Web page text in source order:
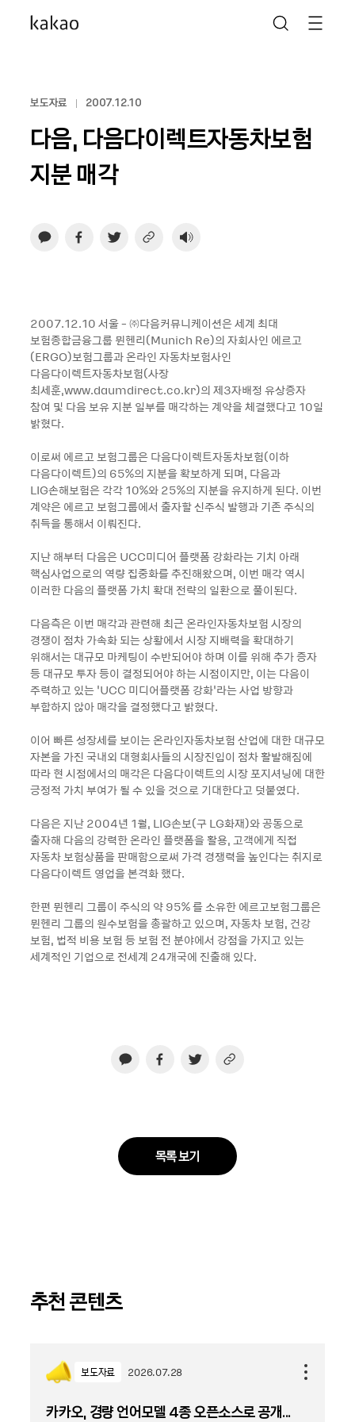
보도자료 2007.12.10
다음, 다음다이렉트자동차보험
지분 매각
2007.12.10 서울 - ㈜다음커뮤니케이션은 세계 최대
보험종합금융그룹 뮌헨리(Munich Re)의 자회사인 에르고
(ERGO)보험그룹과 온라인 자동차보험사인
다음다이렉트자동차보험(사장
최세훈,www.daumdirect.co.kr)의 제3자배정 유상증자
참여 및 다음 보유 지분 일부를 매각하는 계약을 체결했다고 10일
밝혔다.
이로써 에르고 보험그룹은 다음다이렉트자동차보험(이하
다음다이렉트)의 65%의 지분을 확보하게 되며, 다음과
LIG손해보험은 각각 10%와 25%의 지분을 유지하게 된다. 이번
계약은 에르고 보험그룹에서 출자할 신주식 발행과 기존 주식의
취득을 통해서 이뤄진다.
지난 해부터 다음은 UCC미디어 플랫폼 강화라는 기치 아래
핵심사업으로의 역량 집중화를 추진해왔으며, 이번 매각 역시
이러한 다음의 플랫폼 가치 확대 전략의 일환으로 풀이된다.
다음측은 이번 매각과 관련해 최근 온라인자동차보험 시장의
경쟁이 점차 가속화 되는 상황에서 시장 지배력을 확대하기
위해서는 대규모 마케팅이 수반되어야 하며 이를 위해 추가 증자
등 대규모 투자 등이 결정되어야 하는 시점이지만, 이는 다음이
주력하고 있는 ‘UCC 미디어플랫폼 강화’라는 사업 방향과
부합하지 않아 매각을 결정했다고 밝혔다.
이어 빠른 성장세를 보이는 온라인자동차보험 산업에 대한 대규모
자본을 가진 국내외 대형회사들의 시장진입이 점차 활발해짐에
따라 현 시점에서의 매각은 다음다이렉트의 시장 포지셔닝에 대한
긍정적 가치 부여가 될 수 있을 것으로 기대한다고 덧붙였다.
다음은 지난 2004년 1월, LIG손보(구 LG화재)와 공동으로
출자해 다음의 강력한 온라인 플랫폼을 활용, 고객에게 직접
자동차 보험상품을 판매함으로써 가격 경쟁력을 높인다는 취지로
다음다이렉트 영업을 본격화 했다.
한편 뮌헨리 그룹이 주식의 약 95% 를 소유한 에르고보험그룹은
뮌헨리 그룹의 원수보험을 총괄하고 있으며, 자동차 보험, 건강
보험, 법적 비용 보험 등 보험 전 분야에서 강점을 가지고 있는
세계적인 기업으로 전세계 24개국에 진출해 있다.
목록 보기
추천 콘텐츠
보도자료 2026.07.28
카카오, 경량 언어모델 4종 오픈소스로 공개...